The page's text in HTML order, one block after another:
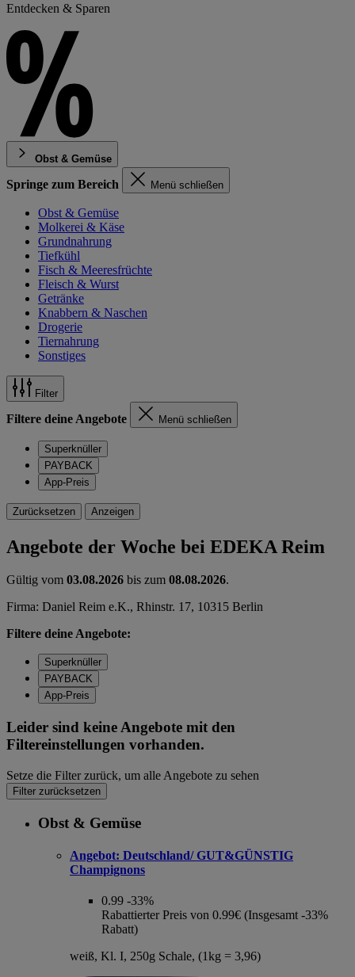
Entdecken & Sparen
Obst & Gemüse
Springe zum Bereich Menü schließen
Obst & Gemüse
Molkerei & Käse
Grundnahrung
Tiefkühl
Fisch & Meeresfrüchte
Fleisch & Wurst
Getränke
Knabbern & Naschen
Drogerie
Tiernahrung
Sonstiges
Filter
Filtere deine Angebote Menü schließen
Superknüller
PAYBACK
App-Preis
Zurücksetzen Anzeigen
Angebote der Woche bei EDEKA Reim
Gültig vom 03.08.2026 bis zum 08.08.2026.
Firma: Daniel Reim e.K., Rhinstr. 17, 10315 Berlin
Filtere deine Angebote:
Superknüller
PAYBACK
App-Preis
Leider sind keine Angebote mit den
Filtereinstellungen vorhanden.
Setze die Filter zurück, um alle Angebote zu sehen
Filter zurücksetzen
Obst & Gemüse
Angebot: Deutschland/ GUT&GÜNSTIG
Champignons
0.99 -33%
Rabattierter Preis von 0.99€ (Insgesamt -33%
Rabatt)
weiß, Kl. I, 250g Schale, (1kg = 3,96)